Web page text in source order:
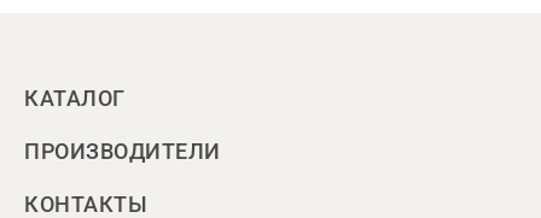
КАТАЛОГ
ПРОИЗВОДИТЕЛИ
КОНТАКТЫ